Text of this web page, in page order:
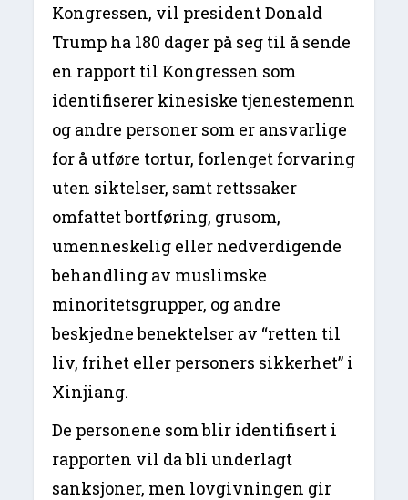
Kongressen, vil president Donald
Trump ha 180 dager på seg til å sende
en rapport til Kongressen som
identifiserer kinesiske tjenestemenn
og andre personer som er ansvarlige
for å utføre tortur, forlenget forvaring
uten siktelser, samt rettssaker
omfattet bortføring, grusom,
umenneskelig eller nedverdigende
behandling av muslimske
minoritetsgrupper, og andre
beskjedne benektelser av “retten til
liv, frihet eller personers sikkerhet” i
Xinjiang.
De personene som blir identifisert i
rapporten vil da bli underlagt
sanksjoner, men lovgivningen gir